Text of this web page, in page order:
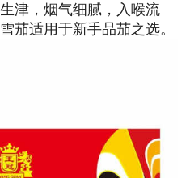
津，烟气细腻，入喉流
茄适用于新手品茄之选。